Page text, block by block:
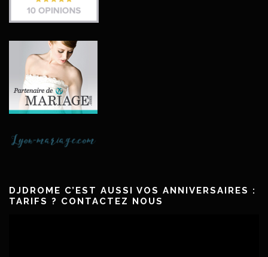
DJDROME C’EST AUSSI VOS ANNIVERSAIRES :
TARIFS ? CONTACTEZ NOUS